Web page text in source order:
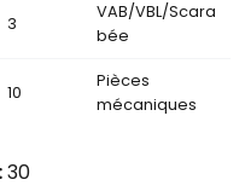
3
VAB/VBL/Scara
bée
10
Pièces
mécaniques
30